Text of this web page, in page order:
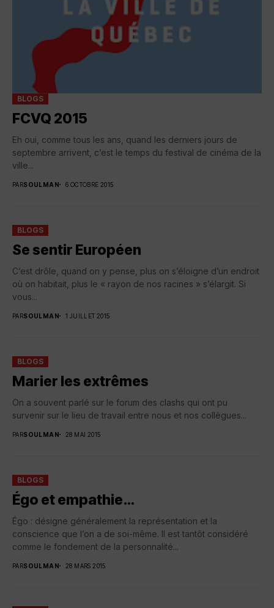
BLOGS
FCVQ 2015
Eh oui, comme tous les ans, quand les derniers jours de
septembre arrivent, c’est le temps du festival de cinéma de la
ville...
PARSOULMAN 6 OCTOBRE 2015
BLOGS
Se sentir Européen
C’est drôle, quand on y pense, plus on s’éloigne d’un endroit
où on habitait, plus le « rayon de nos racines » s’élargit. Si
vous...
PARSOULMAN 1 JUILLET 2015
BLOGS
Marier les extrêmes
On a souvent parlé sur le forum des clashs qui ont pu
survenir sur le lieu de travail entre nous et nos collègues...
PARSOULMAN 28 MAI 2015
BLOGS
Égo et empathie…
Égo : désigne généralement la représentation et la
conscience que l’on a de soi-même. Il est tantôt considéré
comme le fondement de la personnalité...
PARSOULMAN 28 MARS 2015